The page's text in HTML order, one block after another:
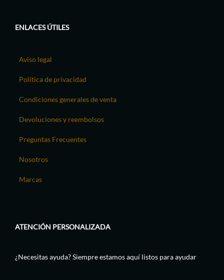
ENLACES ÚTILES
Aviso legal
Política de privacidad
Condiciones generales de venta
Devoluciones y reembolsos
Preguntas Frecuentes
Nosotros
Marcas
ATENCIÓN PERSONALIZADA
¿Necesitas ayuda? Siempre estamos aquí listos para ayudar